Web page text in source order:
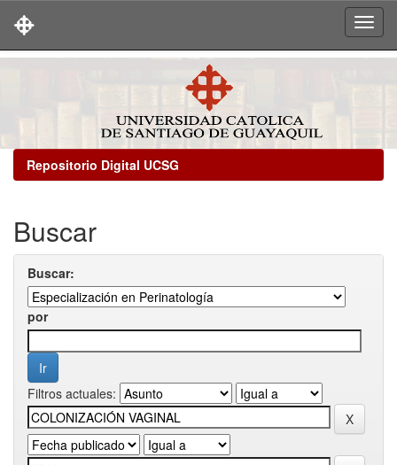
Repositorio Digital UCSG
Buscar
Buscar:
por
Filtros actuales: